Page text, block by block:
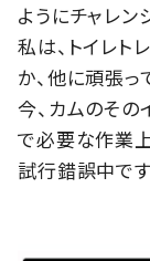
ようにチャレン
私は、トイレト
か、他に頑張
今、カムのそ
で必要な作業
試行錯誤中です